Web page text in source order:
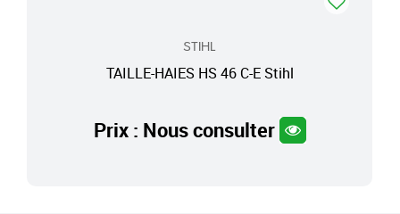
STIHL
TAILLE-HAIES HS 46 C-E Stihl
Prix : Nous consulter